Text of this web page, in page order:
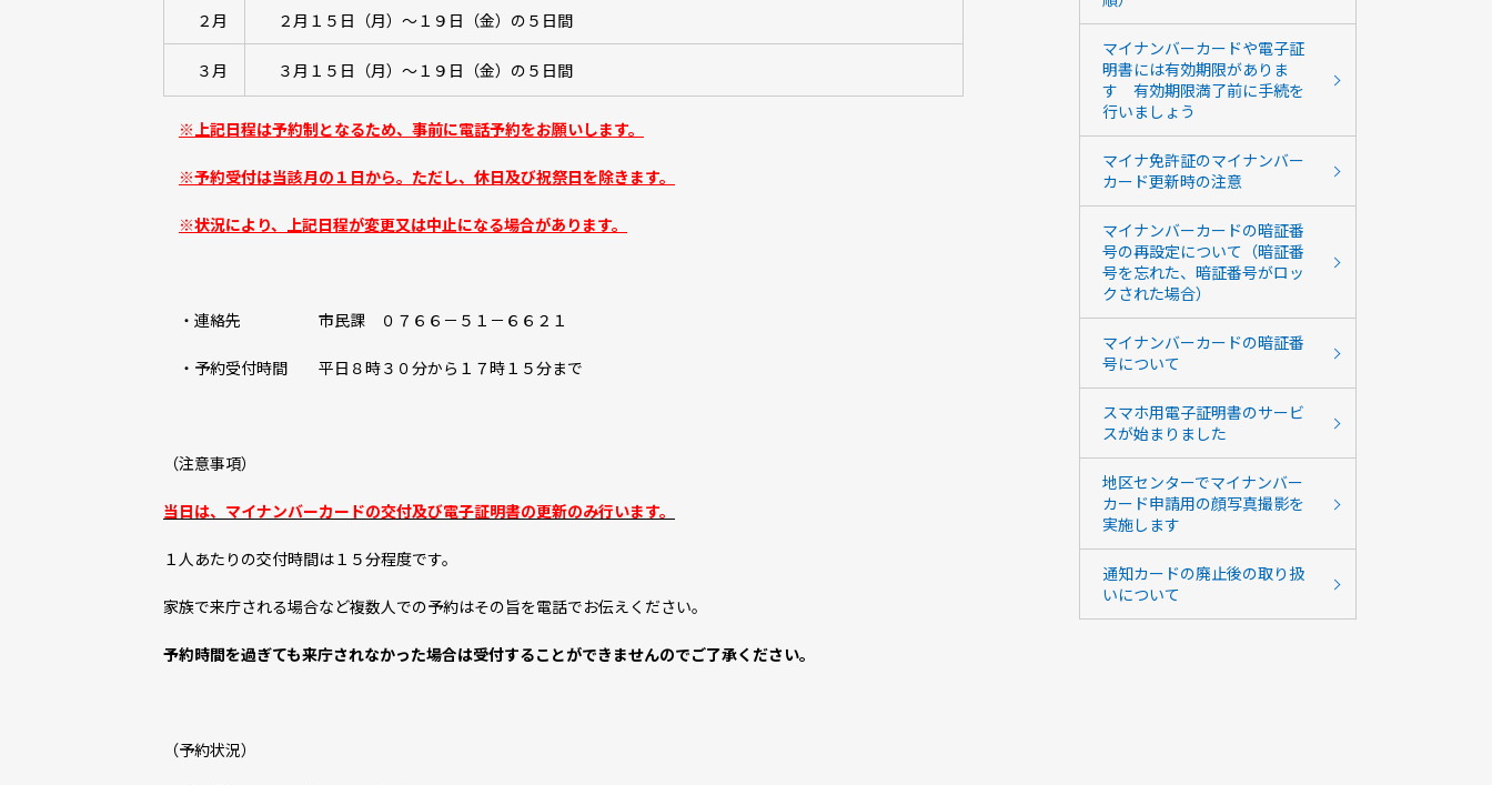
２月 ２月１５日（月）～１９日（金）の５日間
３月 ３月１５日（月）～１９日（金）の５日間
※上記日程は予約制となるため、事前に電話予約をお願いします。
※予約受付は当該月の１日から。ただし、休日及び祝祭日を除きます。
※状況により、上記日程が変更又は中止になる場合があります。
・連絡先 市民課 ０７６６－５１－６６２１
・予約受付時間 平日８時３０分から１７時１５分まで
（注意事項）
当日は、マイナンバーカードの交付及び電子証明書の更新のみ行います。
１人あたりの交付時間は１５分程度です。
家族で来庁される場合など複数人での予約はその旨を電話でお伝えください。
予約時間を過ぎても来庁されなかった場合は受付することができませんのでご了承ください。
（予約状況）
マイナンバーカードや電子証
明書には有効期限がありま
す 有効期限満了前に手続を
行いましょう
マイナ免許証のマイナンバー
カード更新時の注意
マイナンバーカードの暗証番
号の再設定について（暗証番
号を忘れた、暗証番号がロッ
クされた場合）
マイナンバーカードの暗証番
号について
スマホ用電子証明書のサービ
スが始まりました
地区センターでマイナンバー
カード申請用の顔写真撮影を
実施します
通知カードの廃止後の取り扱
いについて